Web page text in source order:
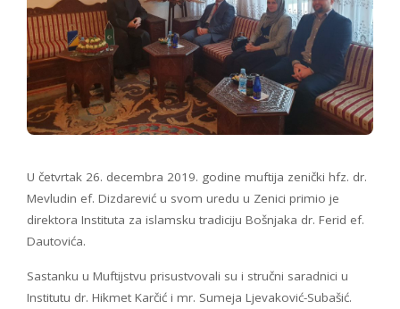
U četvrtak 26. decembra 2019. godine muftija zenički hfz. dr.
Mevludin ef. Dizdarević u svom uredu u Zenici primio je
direktora Instituta za islamsku tradiciju Bošnjaka dr. Ferid ef.
Dautovića.
Sastanku u Muftijstvu prisustvovali su i stručni saradnici u
Institutu dr. Hikmet Karčić i mr. Sumeja Ljevaković-Subašić.